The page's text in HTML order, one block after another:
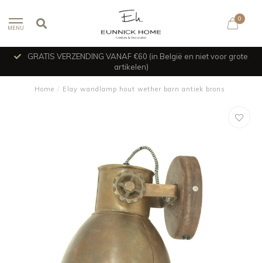
MENU
0
GRATIS VERZENDING VANAF €60 (in België en niet voor grote
artikelen)
Home / Elay wandlamp hout wether barn antiek brons